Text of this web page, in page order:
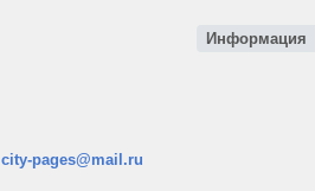
Информация
city-pages@mail.ru